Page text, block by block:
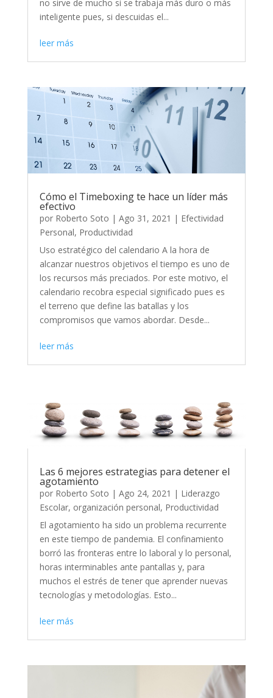
no sirve de mucho si se trabaja más duro o más
inteligente pues, si descuidas el...
leer más
Cómo el Timeboxing te hace un líder más
efectivo
por Roberto Soto | Ago 31, 2021 | Efectividad
Personal, Productividad
Uso estratégico del calendario A la hora de
alcanzar nuestros objetivos el tiempo es uno de
los recursos más preciados. Por este motivo, el
calendario recobra especial significado pues es
el terreno que define las batallas y los
compromisos que vamos abordar. Desde...
leer más
Las 6 mejores estrategias para detener el
agotamiento
por Roberto Soto | Ago 24, 2021 | Liderazgo
Escolar, organización personal, Productividad
El agotamiento ha sido un problema recurrente
en este tiempo de pandemia. El confinamiento
borró las fronteras entre lo laboral y lo personal,
horas interminables ante pantallas y, para
muchos el estrés de tener que aprender nuevas
tecnologías y metodologías. Esto...
leer más